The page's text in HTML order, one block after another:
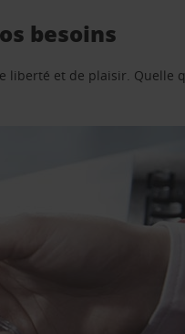
besoins
et de plaisir. Quelle